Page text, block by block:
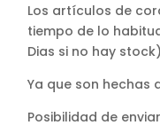
Los artículos de
tiempo de lo
Dias si no hay stock)
Ya que son hechas
Posibilidad de